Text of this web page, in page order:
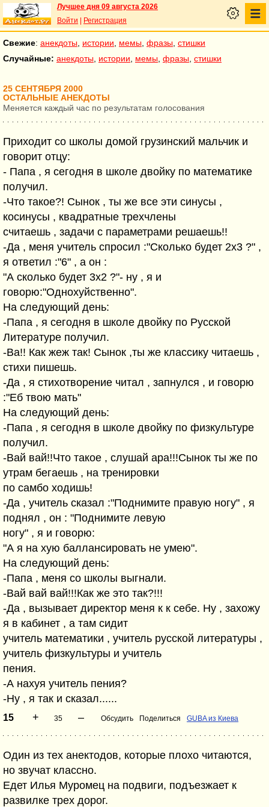
Лучшее дня 09 августа 2026
Войти
Регистрация
Свежие: анекдоты истории мемы фразы стишки
Случайные: анекдоты истории мемы фразы стишки
25 СЕНТЯБРЯ 2000
ОСТАЛЬНЫЕ АНЕКДОТЫ
Меняется каждый час по результатам голосования
Приходит со школы домой грузинский мальчик и
говорит отцу:
- Папа , я сегодня в школе двойку по математике
получил.
-Что такое?! Сынок , ты же все эти синусы ,
косинусы , квадратные трехчлены
считаешь , задачи с параметрами решаешь!!
-Да , меня учитель спросил :"Сколько будет 2х3 ?" ,
я ответил :"6" , а он :
"А сколько будет 3х2 ?"- ну , я и
говорю:"Однохуйственно".
На следующий день:
-Папа , я сегодня в школе двойку по Русской
Литературе получил.
-Ва!! Как жеж так! Сынок ,ты же классику читаешь ,
стихи пишешь.
-Да , я стихотворение читал , запнулся , и говорю
:"Еб твою мать"
На следующий день:
-Папа , я сегодня в школе двойку по физкультуре
получил.
-Вай вай!!Что такое , слушай ара!!!Сынок ты же по
утрам бегаешь , на тренировки
по самбо ходишь!
-Да , учитель сказал :"Поднимите правую ногу" , я
поднял , он : "Поднимите левую
ногу" , я и говорю:
"А я на хую баллансировать не умею".
На следующий день:
-Папа , меня со школы выгнали.
-Вай вай вай!!!Как же это так?!!!
-Да , вызывает директор меня к к себе. Ну , захожу
я в кабинет , а там сидит
учитель математики , учитель русской литературы ,
учитель физкультуры и учитель
пения.
-А нахуя учитель пения?
-Ну , я так и сказал......
15 + 35 – Обсудить Поделиться GUBA из Киева
Один из тех анектодов, которые плохо читаются,
но звучат классно.
Едет Илья Муромец на подвиги, подъезжает к
развилке трех дорог.